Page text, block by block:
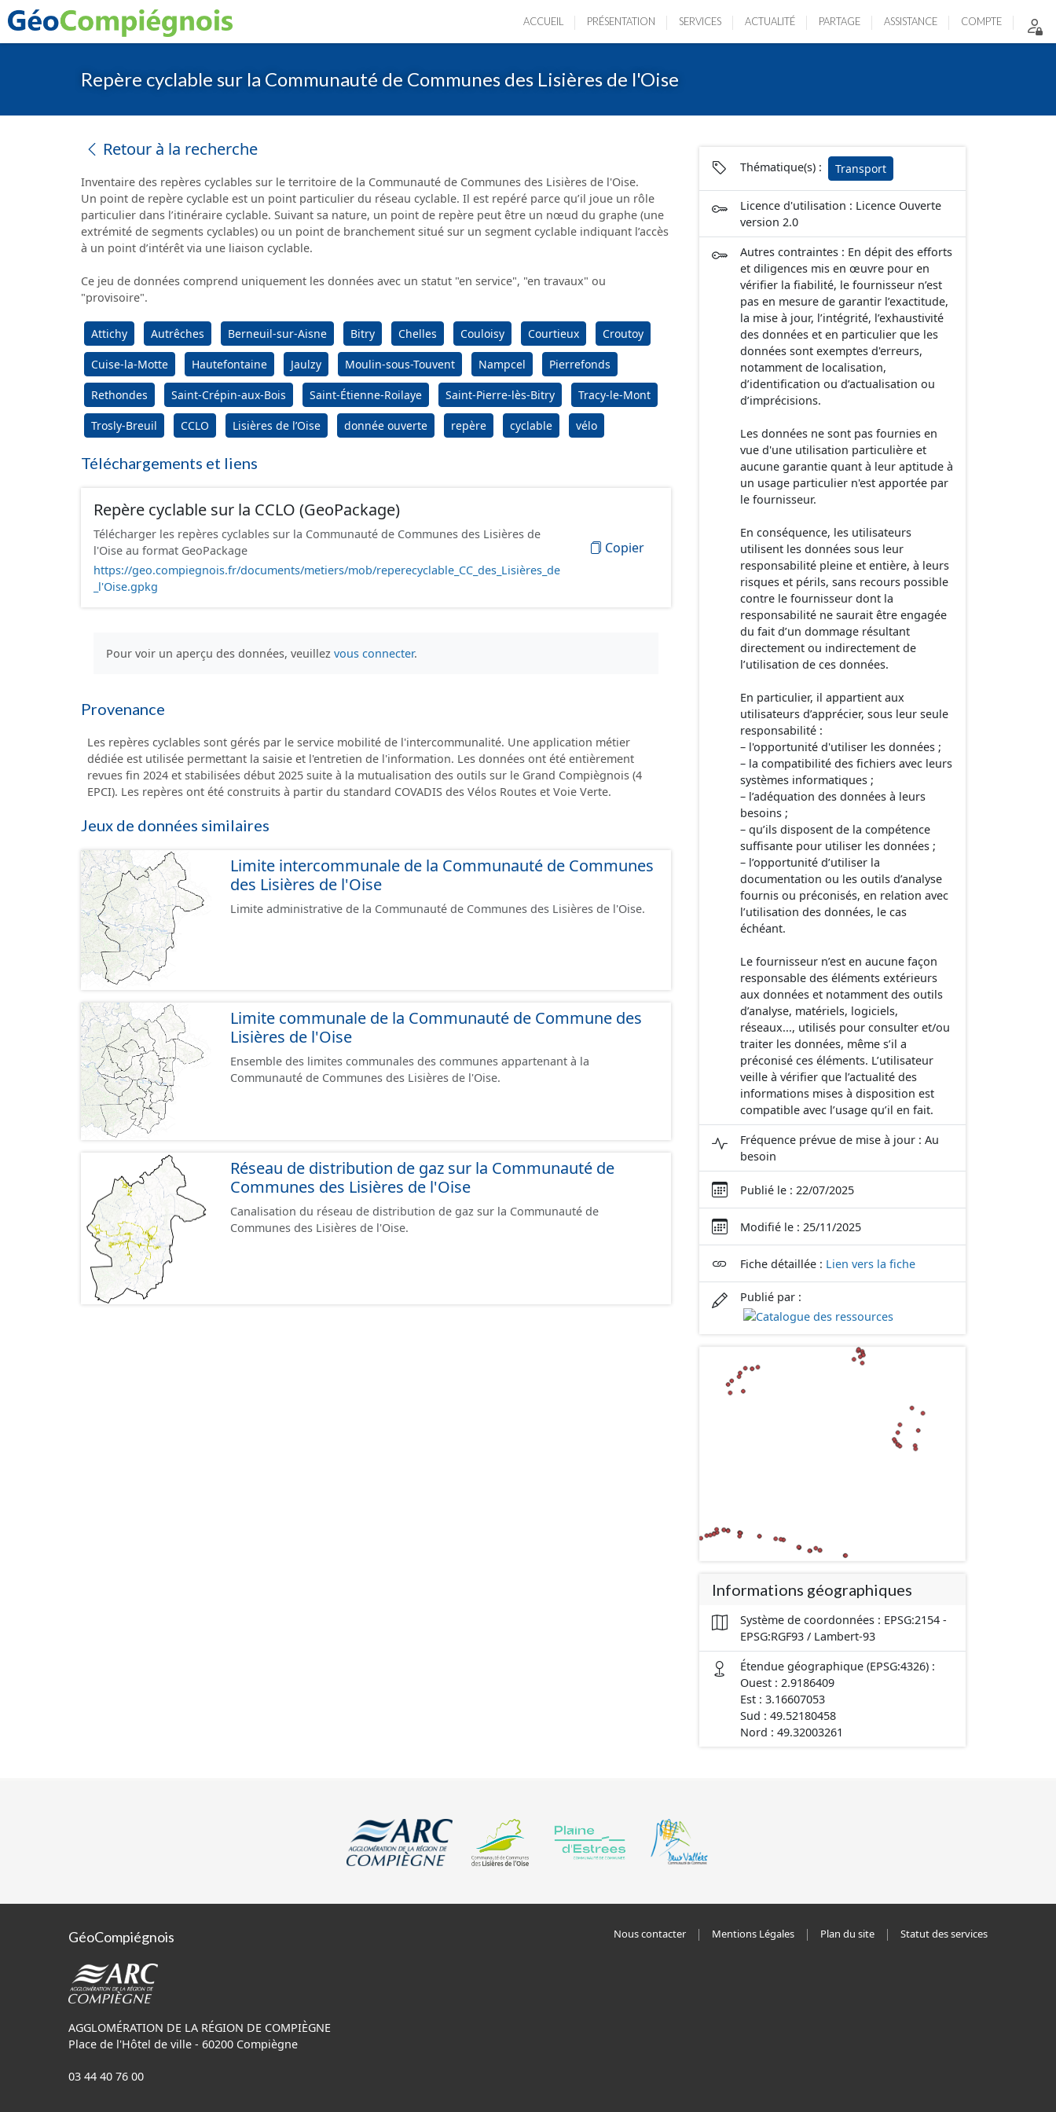
ACCUEIL PRÉSENTATION SERVICES ACTUALITÉ PARTAGE ASSISTANCE COMPTE
Repère cyclable sur la Communauté de Communes des Lisières de l'Oise
Retour à la recherche
Inventaire des repères cyclables sur le territoire de la Communauté de Communes des Lisières de l'Oise.
Un point de repère cyclable est un point particulier du réseau cyclable. Il est repéré parce qu’il joue un rôle
particulier dans l’itinéraire cyclable. Suivant sa nature, un point de repère peut être un nœud du graphe (une
extrémité de segments cyclables) ou un point de branchement situé sur un segment cyclable indiquant l’accès
à un point d’intérêt via une liaison cyclable.
Ce jeu de données comprend uniquement les données avec un statut "en service", "en travaux" ou
"provisoire".
Attichy Autrêches Berneuil-sur-Aisne Bitry Chelles Couloisy Courtieux Croutoy
Cuise-la-Motte Hautefontaine Jaulzy Moulin-sous-Touvent Nampcel Pierrefonds
Rethondes Saint-Crépin-aux-Bois Saint-Étienne-Roilaye Saint-Pierre-lès-Bitry Tracy-le-Mont
Trosly-Breuil CCLO Lisières de l’Oise donnée ouverte repère cyclable vélo
Téléchargements et liens
Repère cyclable sur la CCLO (GeoPackage)
Télécharger les repères cyclables sur la Communauté de Communes des Lisières de
l'Oise au format GeoPackage
https://geo.compiegnois.fr/documents/metiers/mob/reperecyclable_CC_des_Lisières_de
_l'Oise.gpkg
Copier
Pour voir un aperçu des données, veuillez vous connecter.
Provenance
Les repères cyclables sont gérés par le service mobilité de l'intercommunalité. Une application métier
dédiée est utilisée permettant la saisie et l'entretien de l'information. Les données ont été entièrement
revues fin 2024 et stabilisées début 2025 suite à la mutualisation des outils sur le Grand Compiègnois (4
EPCI). Les repères ont été construits à partir du standard COVADIS des Vélos Routes et Voie Verte.
Jeux de données similaires
Limite intercommunale de la Communauté de Communes
des Lisières de l'Oise
Limite administrative de la Communauté de Communes des Lisières de l'Oise.
Limite communale de la Communauté de Commune des
Lisières de l'Oise
Ensemble des limites communales des communes appartenant à la
Communauté de Communes des Lisières de l'Oise.
Réseau de distribution de gaz sur la Communauté de
Communes des Lisières de l'Oise
Canalisation du réseau de distribution de gaz sur la Communauté de
Communes des Lisières de l'Oise.
Thématique(s) : Transport
Licence d'utilisation : Licence Ouverte
version 2.0
Autres contraintes : En dépit des efforts
et diligences mis en œuvre pour en
vérifier la fiabilité, le fournisseur n’est
pas en mesure de garantir l’exactitude,
la mise à jour, l’intégrité, l’exhaustivité
des données et en particulier que les
données sont exemptes d'erreurs,
notamment de localisation,
d’identification ou d’actualisation ou
d’imprécisions.
Les données ne sont pas fournies en
vue d'une utilisation particulière et
aucune garantie quant à leur aptitude à
un usage particulier n'est apportée par
le fournisseur.
En conséquence, les utilisateurs
utilisent les données sous leur
responsabilité pleine et entière, à leurs
risques et périls, sans recours possible
contre le fournisseur dont la
responsabilité ne saurait être engagée
du fait d’un dommage résultant
directement ou indirectement de
l’utilisation de ces données.
En particulier, il appartient aux
utilisateurs d’apprécier, sous leur seule
responsabilité :
– l'opportunité d'utiliser les données ;
– la compatibilité des fichiers avec leurs
systèmes informatiques ;
– l’adéquation des données à leurs
besoins ;
– qu’ils disposent de la compétence
suffisante pour utiliser les données ;
– l’opportunité d’utiliser la
documentation ou les outils d’analyse
fournis ou préconisés, en relation avec
l’utilisation des données, le cas
échéant.
Le fournisseur n’est en aucune façon
responsable des éléments extérieurs
aux données et notamment des outils
d’analyse, matériels, logiciels,
réseaux..., utilisés pour consulter et/ou
traiter les données, même s’il a
préconisé ces éléments. L’utilisateur
veille à vérifier que l’actualité des
informations mises à disposition est
compatible avec l’usage qu’il en fait.
Fréquence prévue de mise à jour : Au
besoin
Publié le : 22/07/2025
Modifié le : 25/11/2025
Fiche détaillée : Lien vers la fiche
Publié par :
Informations géographiques
Système de coordonnées : EPSG:2154 -
EPSG:RGF93 / Lambert-93
Étendue géographique (EPSG:4326) :
Ouest : 2.9186409
Est : 3.16607053
Sud : 49.52180458
Nord : 49.32003261
GéoCompiégnois
AGGLOMÉRATION DE LA RÉGION DE COMPIÈGNE
Place de l'Hôtel de ville - 60200 Compiègne
03 44 40 76 00
Nous contacter Mentions Légales Plan du site Statut des services